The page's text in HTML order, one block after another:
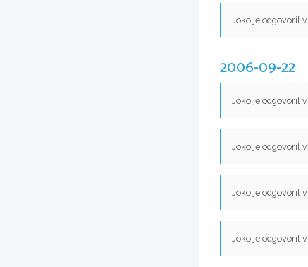
Joko je odgovoril v
2006-09-22
Joko je odgovoril v
Joko je odgovoril v
Joko je odgovoril v
Joko je odgovoril v